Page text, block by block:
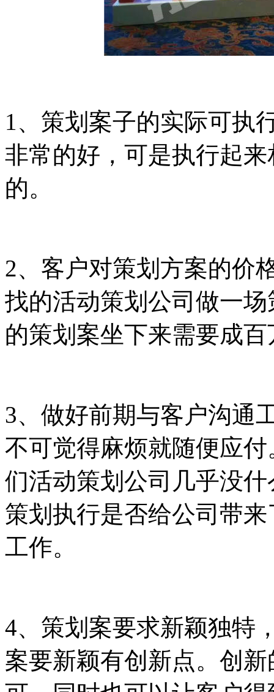
1、策划案子的实际可执
非常的好，可是执行起
的。
2、客户对策划方案的价
找的活动策划公司做一
的策划案坐下来需要成
3、做好前期与客户沟通
不可觉得麻烦就随便应
们活动策划公司几乎没
策划执行是否给公司带
工作。
4、策划案要求新颖独特
案要新颖有创新点。创